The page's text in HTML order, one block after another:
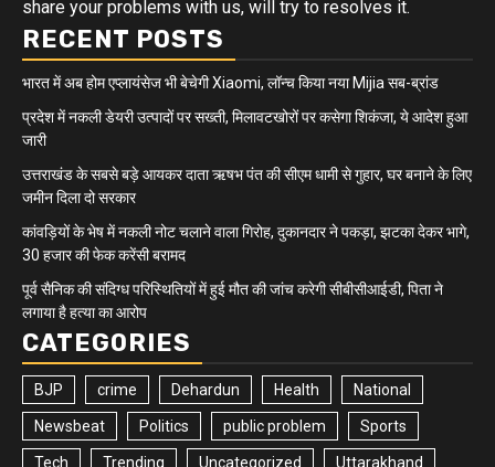
share your problems with us, will try to resolves it.
RECENT POSTS
भारत में अब होम एप्लायंसेज भी बेचेगी Xiaomi, लॉन्च किया नया Mijia सब-ब्रांड
प्रदेश में नकली डेयरी उत्पादों पर सख्ती, मिलावटखोरों पर कसेगा शिकंजा, ये आदेश हुआ
जारी
उत्तराखंड के सबसे बड़े आयकर दाता ऋषभ पंत की सीएम धामी से गुहार, घर बनाने के लिए
जमीन दिला दो सरकार
कांवड़ियों के भेष में नकली नोट चलाने वाला गिरोह, दुकानदार ने पकड़ा, झटका देकर भागे,
30 हजार की फेक करेंसी बरामद
पूर्व सैनिक की संदिग्ध परिस्थितियों में हुई मौत की जांच करेगी सीबीसीआईडी, पिता ने
लगाया है हत्या का आरोप
CATEGORIES
BJP crime Dehardun Health National
Newsbeat Politics public problem Sports
Tech Trending Uncategorized Uttarakhand